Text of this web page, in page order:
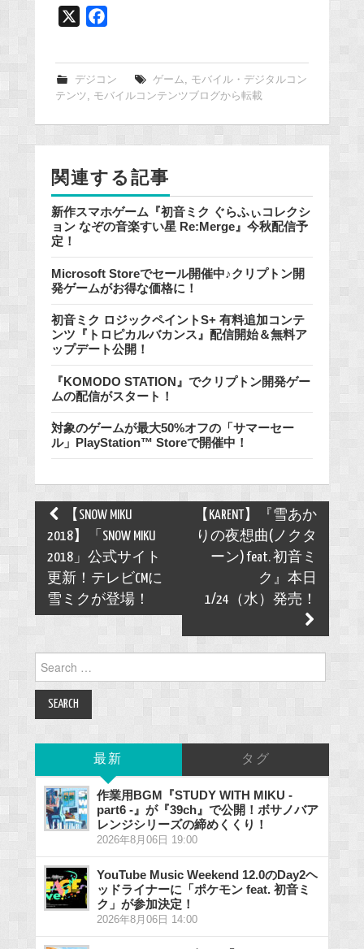
e
b
o
o
デジコン ゲーム, モバイル・デジタルコン
テンツ, モバイルコンテンツブログから転載
関連する記事
新作スマホゲーム『初音ミク ぐらふぃコレクシ
ョン なぞの音楽すい星 Re:Merge』今秋配信予
定！
Microsoft Storeでセール開催中♪クリプトン開
発ゲームがお得な価格に！
初音ミク ロジックペイントS+ 有料追加コンテ
ンツ『トロピカルバカンス』配信開始＆無料ア
ップデート公開！
『KOMODO STATION』でクリプトン開発ゲー
ムの配信がスタート！
対象のゲームが最大50%オフの「サマーセー
ル」PlayStation™ Storeで開催中！
Post
navigation
【SNOW MIKU
2018】「SNOW MIKU
2018」公式サイト
更新！テレビCMに
雪ミクが登場！
【KARENT】『雪あか
りの夜想曲(ノクタ
ーン) feat. 初音ミ
ク』本日
1/24（水）発売！
for:
最新 タグ
作業用BGM『STUDY WITH MIKU -
part6 -』が『39ch』で公開！ボサノバア
レンジシリーズの締めくくり！
2026年8月06日 19:00
YouTube Music Weekend 12.0のDay2ヘ
ッドライナーに「ポケモン feat. 初音ミ
ク」が参加決定！
2026年8月06日 14:00